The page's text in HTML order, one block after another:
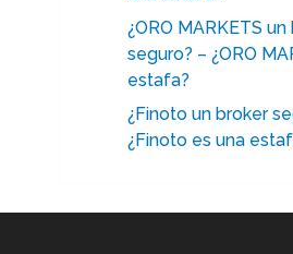
¿ORO MARKETS
seguro? – ¿ORO
estafa?
¿Finoto un broker
¿Finoto es una